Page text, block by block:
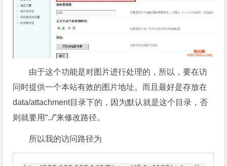
由于这个功能是对图片进行处理的，所以，要在访
问时提供一个本站有效的图片地址。而且最好是存放在
data/attachment目录下的，因为默认就是这个目录，否
则就要用“../”来修改路径。
所以我的访问路径为